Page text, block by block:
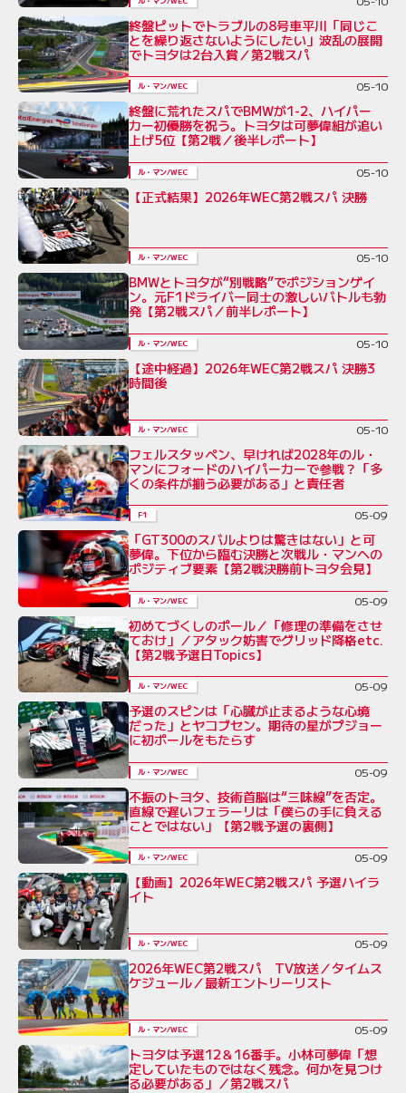
終盤ピットでトラブルの8号車平川「同じこ
とを繰り返さないようにしたい」波乱の展開
でトヨタは2台入賞／第2戦スパ
ル・マン/WEC 05-10
終盤に荒れたスパでBMWが1-2、ハイパー
カー初優勝を祝う。トヨタは可夢偉組が追い
上げ5位【第2戦／後半レポート】
ル・マン/WEC 05-10
【正式結果】2026年WEC第2戦スパ 決勝
ル・マン/WEC 05-10
BMWとトヨタが“別戦略”でポジションゲイ
ン。元F1ドライバー同士の激しいバトルも勃
発【第2戦スパ／前半レポート】
ル・マン/WEC 05-10
【途中経過】2026年WEC第2戦スパ 決勝3
時間後
ル・マン/WEC 05-10
フェルスタッペン、早ければ2028年のル・
マンにフォードのハイパーカーで参戦？「多
くの条件が揃う必要がある」と責任者
F1 05-09
「GT300のスバルよりは驚きはない」と可
夢偉。下位から臨む決勝と次戦ル・マンへの
ポジティブ要素【第2戦決勝前トヨタ会見】
ル・マン/WEC 05-09
初めてづくしのポール／「修理の準備をさせ
ておけ」／アタック妨害でグリッド降格etc.
【第2戦予選日Topics】
ル・マン/WEC 05-09
予選のスピンは「心臓が止まるような心境
だった」とヤコブセン。期待の星がプジョー
に初ポールをもたらす
ル・マン/WEC 05-09
不振のトヨタ、技術首脳は“三味線”を否定。
直線で遅いフェラーリは「僕らの手に負える
ことではない」【第2戦予選の裏側】
ル・マン/WEC 05-09
【動画】2026年WEC第2戦スパ 予選ハイラ
イト
ル・マン/WEC 05-09
2026年WEC第2戦スパ TV放送／タイムス
ケジュール／最新エントリーリスト
ル・マン/WEC 05-09
トヨタは予選12＆16番手。小林可夢偉「想
定していたものではなく残念。何かを見つけ
る必要がある」／第2戦スパ